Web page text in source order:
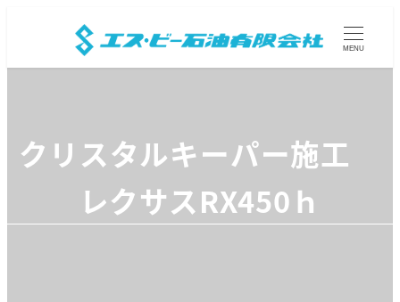
MENU
クリスタルキーパー施工
レクサスRX450ｈ